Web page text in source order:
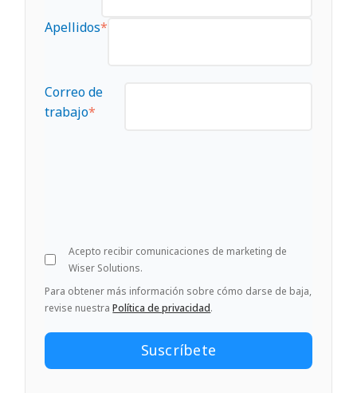
Apellidos*
Correo de
trabajo*
Acepto recibir comunicaciones de marketing de
Wiser Solutions.
Para obtener más información sobre cómo darse de baja,
revise nuestraPolítica de privacidad.